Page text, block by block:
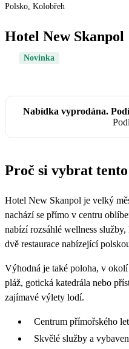
Polsko, Kolobřeh
Hotel New Skanpol
Novinka
Nabídka vyprodána.
Proč si vybrat
Hotel New Skanpol je velký
nachází se přímo v centru
nabízí rozsáhlé wellness
dvě restaurace nabízející
Výhodná je také poloha, v
pláž, gotická katedrála nebo
zajímavé výlety lodí.
Centrum přímořského
Skvělé služby a